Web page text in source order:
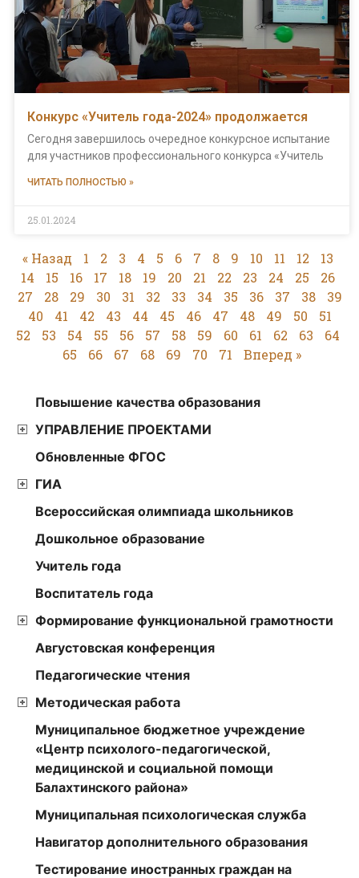
Конкурс «Учитель года-2024» продолжается
Сегодня завершилось очередное конкурсное испытание
для участников профессионального конкурса «Учитель
ЧИТАТЬ ПОЛНОСТЬЮ »
25.01.2024
« Назад 1 2 3 4 5 6 7 8 9 10 11 12
13
14
15 16 17 18 19 20 21 22 23 24 25
26
27
28 29 30 31 32 33 34 35 36 37 38
39
40
41 42 43 44 45 46 47 48 49 50
51
52
53 54 55 56 57 58 59 60 61 62 63
64
65
66 67 68 69 70 71 Вперед »
Повышение качества образования
УПРАВЛЕНИЕ ПРОЕКТАМИ
Обновленные ФГОС
ГИА
Всероссийская олимпиада школьников
Дошкольное образование
Учитель года
Воспитатель года
Формирование функциональной грамотности
Августовская конференция
Педагогические чтения
Методическая работа
Муниципальное бюджетное учреждение
«Центр психолого-педагогической,
медицинской и социальной помощи
Балахтинского района»
Муниципальная психологическая служба
Навигатор дополнительного образования
Тестирование иностранных граждан на